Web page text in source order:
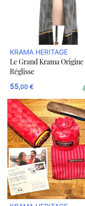
KRAMA HERITAGE
Le Grand Krama Origine
Réglisse
55,00 €